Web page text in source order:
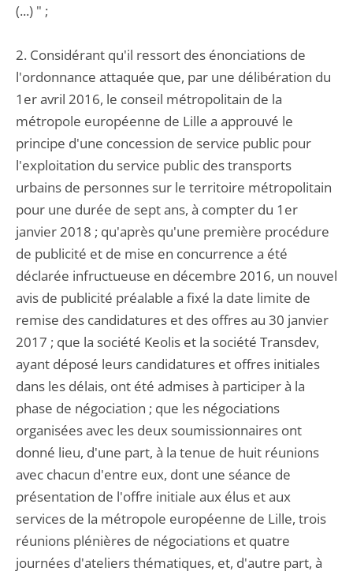
(...) " ;
2. Considérant qu'il ressort des énonciations de
l'ordonnance attaquée que, par une délibération du
1er avril 2016, le conseil métropolitain de la
métropole européenne de Lille a approuvé le
principe d'une concession de service public pour
l'exploitation du service public des transports
urbains de personnes sur le territoire métropolitain
pour une durée de sept ans, à compter du 1er
janvier 2018 ; qu'après qu'une première procédure
de publicité et de mise en concurrence a été
déclarée infructueuse en décembre 2016, un nouvel
avis de publicité préalable a fixé la date limite de
remise des candidatures et des offres au 30 janvier
2017 ; que la société Keolis et la société Transdev,
ayant déposé leurs candidatures et offres initiales
dans les délais, ont été admises à participer à la
phase de négociation ; que les négociations
organisées avec les deux soumissionnaires ont
donné lieu, d'une part, à la tenue de huit réunions
avec chacun d'entre eux, dont une séance de
présentation de l'offre initiale aux élus et aux
services de la métropole européenne de Lille, trois
réunions plénières de négociations et quatre
journées d'ateliers thématiques, et, d'autre part, à